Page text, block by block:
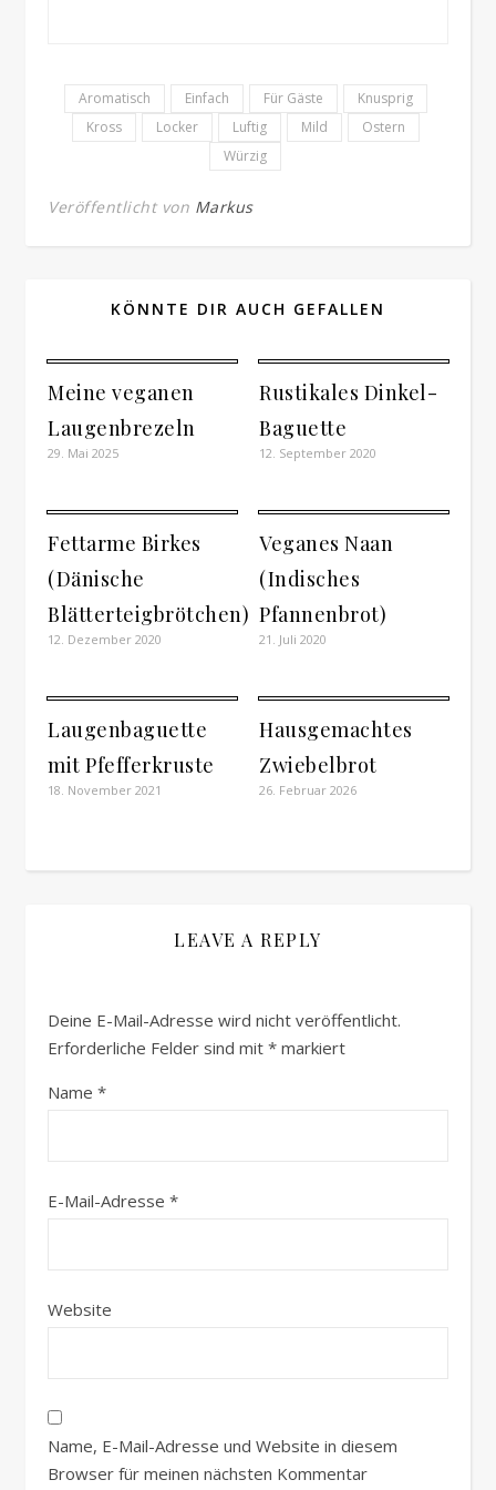
Aromatisch Einfach Für Gäste
Knusprig
Kross
Locker Luftig Mild
Ostern
Würzig
Veröffentlicht von Markus
KÖNNTE DIR AUCH GEFALLEN
Meine veganen
Laugenbrezeln
29. Mai 2025
Rustikales Dinkel-
Baguette
12. September 2020
Fettarme Birkes
(Dänische
Blätterteigbrötchen)
12. Dezember 2020
Veganes Naan
(Indisches
Pfannenbrot)
21. Juli 2020
Laugenbaguette
mit Pfefferkruste
18. November 2021
Hausgemachtes
Zwiebelbrot
26. Februar 2026
LEAVE A REPLY
Deine E-Mail-Adresse wird nicht veröffentlicht.
Erforderliche Felder sind mit * markiert
Name *
E-Mail-Adresse *
Website
Name, E-Mail-Adresse und Website in diesem
Browser für meinen nächsten Kommentar